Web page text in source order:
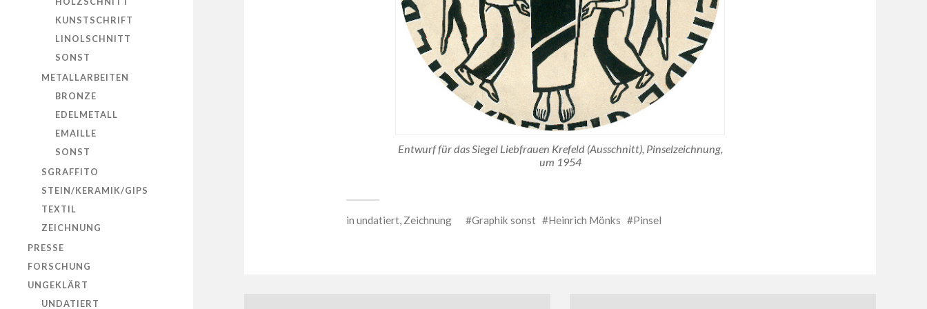
KUNSTSCHRIFT
LINOLSCHNITT
SONST
METALLARBEITEN
BRONZE
EDELMETALL
EMAILLE
SONST
SGRAFFITO
STEIN/KERAMIK/GIPS
TEXTIL
ZEICHNUNG
PRESSE
FORSCHUNG
UNGEKLÄRT
UNDATIERT
Entwurf für das Siegel Liebfrauen Krefeld (Ausschnitt), Pinselzeichnung,
um 1954
in undatiert Zeichnung Graphik sonst Heinrich Mönks Pinsel